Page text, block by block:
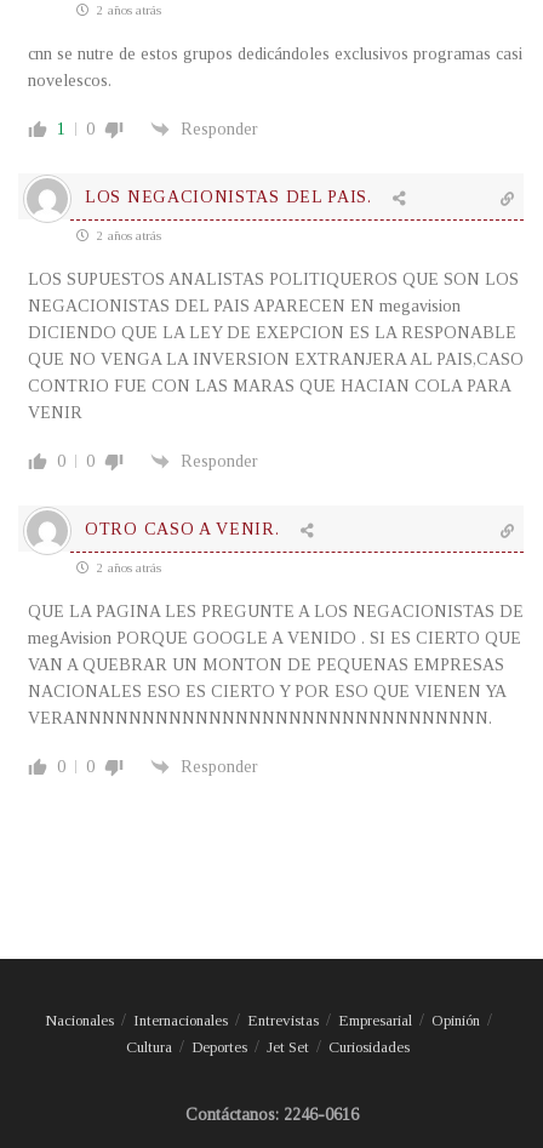
2 años atrás
cnn se nutre de estos grupos dedicándoles exclusivos programas casi
novelescos.
1 0 Responder
LOS NEGACIONISTAS DEL PAIS.
2 años atrás
LOS SUPUESTOS ANALISTAS POLITIQUEROS QUE SON LOS
NEGACIONISTAS DEL PAIS APARECEN EN megavision
DICIENDO QUE LA LEY DE EXEPCION ES LA RESPONABLE
QUE NO VENGA LA INVERSION EXTRANJERA AL PAIS,CASO
CONTRIO FUE CON LAS MARAS QUE HACIAN COLA PARA
VENIR
0 0 Responder
OTRO CASO A VENIR.
2 años atrás
QUE LA PAGINA LES PREGUNTE A LOS NEGACIONISTAS DE
megAvision PORQUE GOOGLE A VENIDO . SI ES CIERTO QUE
VAN A QUEBRAR UN MONTON DE PEQUENAS EMPRESAS
NACIONALES ESO ES CIERTO Y POR ESO QUE VIENEN YA
VERANNNNNNNNNNNNNNNNNNNNNNNNNNNNNNN.
0 0 Responder
Nacionales Internacionales Entrevistas Empresarial
Opinión
Cultura
Deportes Jet Set Curiosidades
Contáctanos: 2246-0616